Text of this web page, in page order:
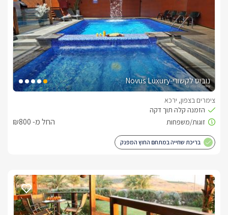
נובוס לקשורי-Novus Luxury
צימרים בצפון, ירכא
החל מ- ₪800
בריכת שחייה במתחם החוץ המפנק